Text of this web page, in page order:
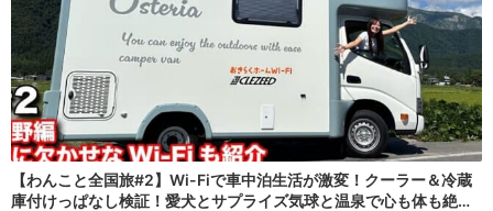
【わんこと全国旅#2】Wi-Fiで車中泊生活が激変！クーラー＆冷蔵
庫付けっぱなし検証！愛犬とサプライズ気球と温泉で心も体も絶…